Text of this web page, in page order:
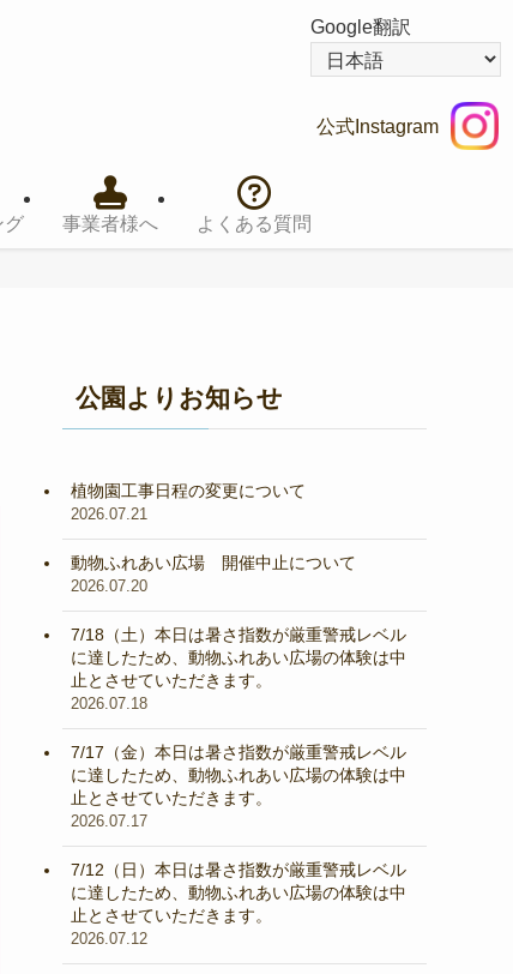
グ 事業者様へ よくある質問
Google翻訳
公式Instagram
公園よりお知らせ
植物園工事日程の変更について
2026.07.21
動物ふれあい広場 開催中止について
2026.07.20
7/18（土）本日は暑さ指数が厳重警戒レベル
に達したため、動物ふれあい広場の体験は中
止とさせていただきます。
2026.07.18
7/17（金）本日は暑さ指数が厳重警戒レベル
に達したため、動物ふれあい広場の体験は中
止とさせていただきます。
2026.07.17
7/12（日）本日は暑さ指数が厳重警戒レベル
に達したため、動物ふれあい広場の体験は中
止とさせていただきます。
2026.07.12